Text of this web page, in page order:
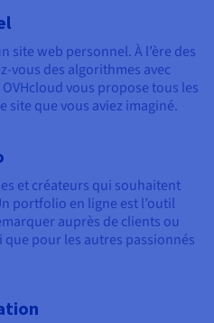
site web personnel. À l’ère des
vous des algorithmes avec
vous propose tous les
que vous aviez imaginé.
et créateurs qui souhaitent
portfolio en ligne est l’outil
auprès de clients ou
pour les autres passionnés